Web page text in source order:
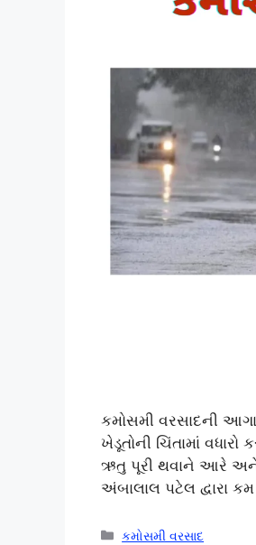
કમોસમી વરસાદની
ખેડૂતોની ચિંતામાં વધારો
ઋતુ પૂરી થવાને આરે અને
અંબાલાલ પટેલ દ્વારા
Categories
કમોસમી વરસાદ